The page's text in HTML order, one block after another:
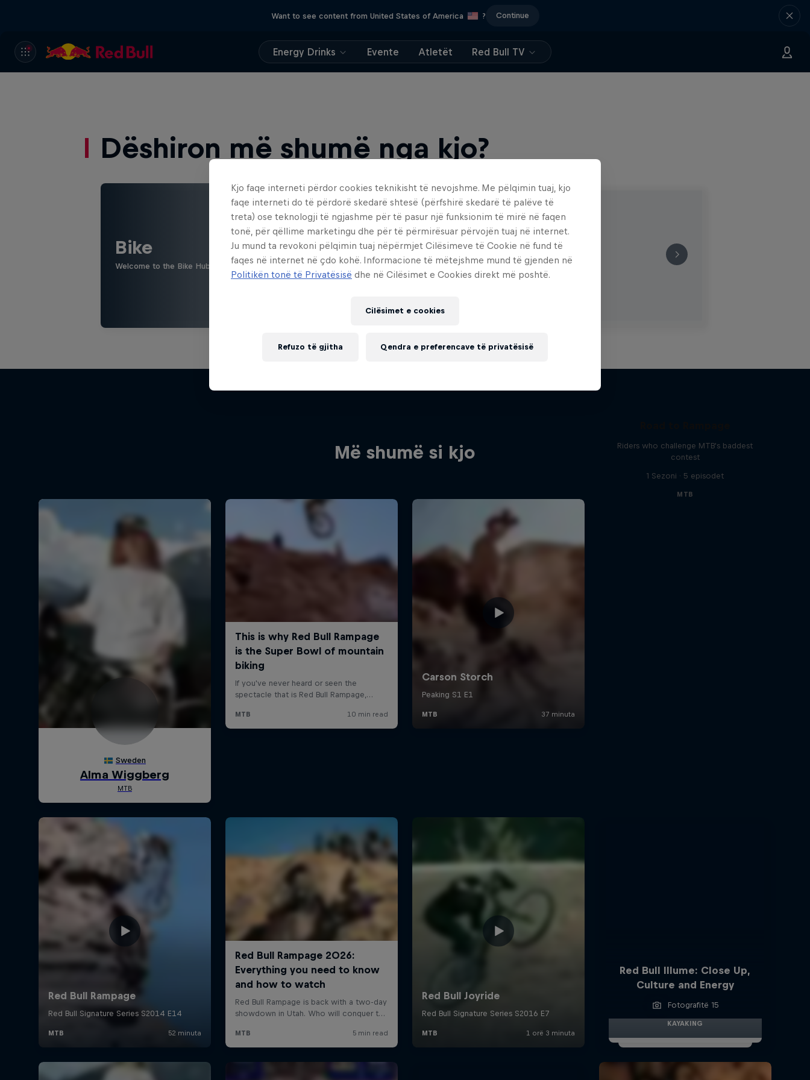
Want to see content from United States of America ? Continue
Energy Drinks Evente Atletët Red Bull TV
Dëshiron më shumë nga kjo?
Bike
Welcome to the Bike Hub, where you will find an action-packed collection of two-wheel films, shows …
Më shumë si kjo
Riders who challenge MTB's baddest
contest
1 Sezoni · 5 episodet
MTB
Red Bull Illume: Close Up,
Culture and Energy
Fotografitë 15
KAYAKING
Kjo faqe interneti përdor cookies teknikisht të nevojshme. Me pëlqimin tuaj, kjo
faqe interneti do të përdorë skedarë shtesë (përfshirë skedarë të palëve të
treta) ose teknologji të ngjashme për të pasur një funksionim të mirë në faqen
tonë, për qëllime marketingu dhe për të përmirësuar përvojën tuaj në internet.
Ju mund ta revokoni pëlqimin tuaj nëpërmjet Cilësimeve të Cookie në fund të
faqes në internet në çdo kohë. Informacione të mëtejshme mund të gjenden në
Politikën tonë të Privatësisë dhe në Cilësimet e Cookies direkt më poshtë.
Cilësimet e cookies
Refuzo të gjitha Qendra e preferencave të privatësisë